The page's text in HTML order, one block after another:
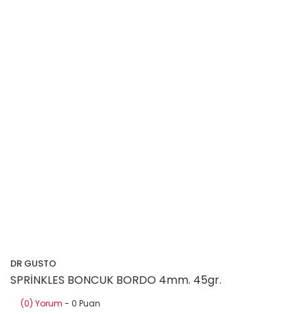
DR GUSTO
SPRİNKLES BONCUK BORDO 4mm. 45gr.
(0) Yorum - 0 Puan